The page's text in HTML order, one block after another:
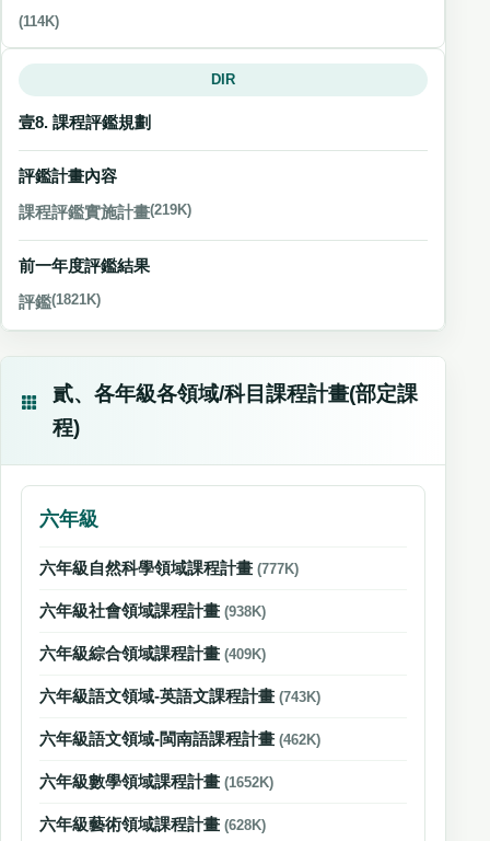
(114K)
DIR
壹8. 課程評鑑規劃
評鑑計畫內容
課程評鑑實施計畫(219K)
前一年度評鑑結果
評鑑(1821K)
貳、各年級各領域/科目課程計畫(部定課
程)
六年級
六年級自然科學領域課程計畫 (777K)
六年級社會領域課程計畫 (938K)
六年級綜合領域課程計畫 (409K)
六年級語文領域-英語文課程計畫 (743K)
六年級語文領域-閩南語課程計畫 (462K)
六年級數學領域課程計畫 (1652K)
六年級藝術領域課程計畫 (628K)